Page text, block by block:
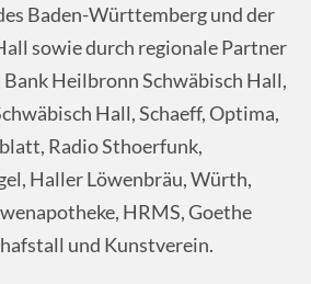
Baden-Württemberg und der
sowie durch regionale Partner
Bank Heilbronn Schwäbisch Hall,
Hall, Schaeff, Optima,
Radio Sthoerfunk,
Haller Löwenbräu, Würth,
HRMS, Goethe
und Kunstverein.